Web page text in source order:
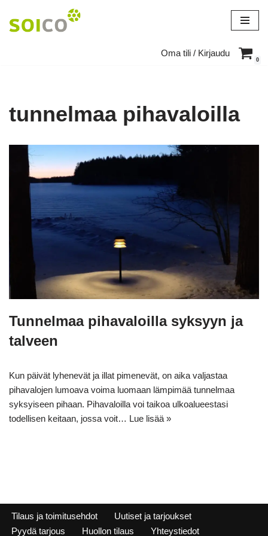
Siirry
Oma tili / Kirjaudu
0
tunnelmaa pihavaloilla
Tunnelmaa pihavaloilla syksyyn ja
talveen
Kun päivät lyhenevät ja illat pimenevät, on aika valjastaa
pihavalojen lumoava voima luomaan lämpimää tunnelmaa
syksyiseen pihaan. Pihavaloilla voi taikoa ulkoalueestasi
todellisen keitaan, jossa voit… Lue lisää »
Tilaus ja toimitusehdot
Uutiset ja tarjoukset
Pyydä tarjous
Huollon tilaus Yhteystiedot